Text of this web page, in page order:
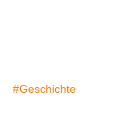
#Geschichte